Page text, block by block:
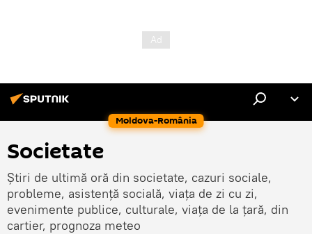
Moldova-România
Societate
Știri de ultimă oră din societate, cazuri sociale,
probleme, asistență socială, viața de zi cu zi,
evenimente publice, culturale, viața de la țară, din
cartier, prognoza meteo